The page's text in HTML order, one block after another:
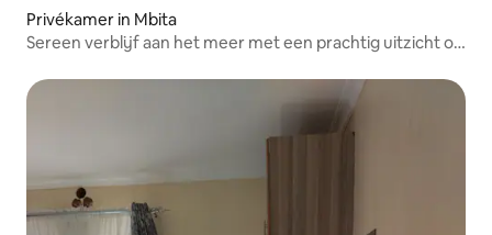
Privékamer in Mbita
Sereen verblijf aan het meer met een prachtig uitzicht op